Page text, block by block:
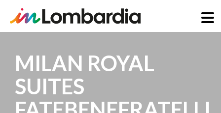
contenuto
principale
MILAN ROYAL
SUITES